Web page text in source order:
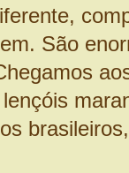
São